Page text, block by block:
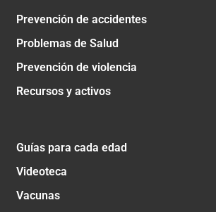
Prevención de accidentes
Problemas de Salud
Prevención de violencia
Recursos y activos
Guías para cada edad
Videoteca
Vacunas